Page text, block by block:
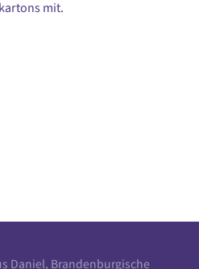
mit.
Daniel, Brandenburgische